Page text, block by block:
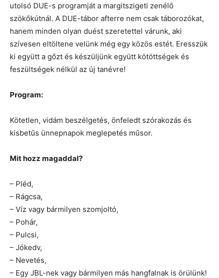
utolsó DUE-s programját a margitszigeti zenélő
szökőkútnál. A DUE-tábor afterre nem csak táborozókat,
hanem minden olyan duést szeretettel várunk, aki
szívesen eltöltene velünk még egy közös estét. Eresszük
ki együtt a gőzt és készüljünk együtt kötöttségek és
feszültségek nélkül az új tanévre!
Program:
Kötetlen, vidám beszélgetés, önfeledt szórakozás és
kisbetűs ünnepnapok meglepetés műsor.
Mit hozz magaddal?
– Pléd,
– Rágcsa,
– Víz vagy bármilyen szomjoltó,
– Pohár,
– Pulcsi,
– Jókedv,
– Nevetés,
– Egy JBL-nek vagy bármilyen más hangfalnak is örülünk!